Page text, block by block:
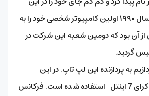
صنعت پیدا کرد. در سال ۱۹۹۰ اولین کامپیوتر شخصی خود را به
از آن بود که دومین شعبه این شرکت در
گردید.
به پردازنده این لپ تاپ. در این
دستگاه از پردازنده کرای 7 اینتل استفاده شده است. فرکانس